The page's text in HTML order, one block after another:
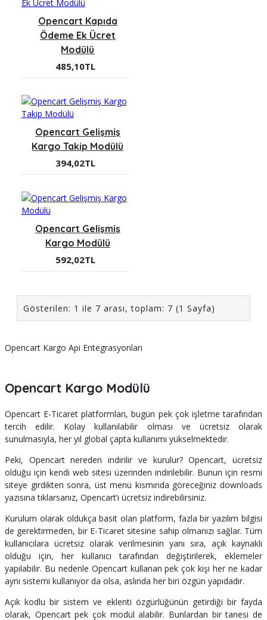
Opencart Kapıda
Ödeme Ek Ücret
Modülü
485,10TL
Opencart Gelişmiş
Kargo Takip Modülü
394,02TL
Opencart Gelişmiş
Kargo Modülü
592,02TL
Gösterilen: 1 ile 7 arası, toplam: 7 (1 Sayfa)
Opencart Kargo Api Entegrasyonları
Opencart Kargo Modülü
Opencart E-Ticaret platformları, bugün pek çok işletme tarafından
tercih edilir. Kolay kullanılabilir olması ve ücretsiz olarak
sunulmasıyla, her yıl global çapta kullanımı yükselmektedir.
Peki, Opencart nereden indirilir ve kurulur? Opencart, ücretsiz
olduğu için kendi web sitesi üzerinden indirilebilir. Bunun için resmi
siteye girdikten sonra, üst menü kısmında göreceğiniz downloads
yazısına tıklarsanız, Opencart’ı ücretsiz indirebilirsiniz.
Kurulum olarak oldukça basit olan platform, fazla bir yazılım bilgisi
de gerektirmeden, bir E-Ticaret sitesine sahip olmanızı sağlar. Tüm
kullanıcılara ücretsiz olarak verilmesinin yanı sıra, açık kaynaklı
olduğu için, her kullanıcı tarafından değiştirilerek, eklemeler
yapılabilir. Bu nedenle Opencart kullanan pek çok kişi her ne kadar
aynı sistemi kullanıyor da olsa, aslında her biri özgün yapıdadır.
Açık kodlu bir sistem ve eklenti özgürlüğünün getirdiği bir fayda
olarak, Opencart pek çok modül alabilir. Bunlardan bir tanesi de